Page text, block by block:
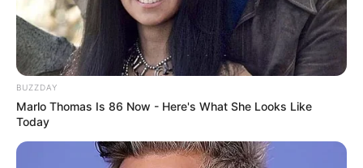
BUZZDAY
Marlo Thomas Is 86 Now - Here's What She Looks Like
Today